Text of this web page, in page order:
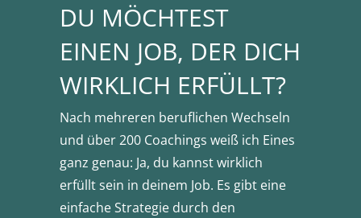
DU MÖCHTEST
EINEN JOB, DER DICH
WIRKLICH ERFÜLLT?
Nach mehreren beruflichen Wechseln
und über 200 Coachings weiß ich Eines
ganz genau: Ja, du kannst wirklich
erfüllt sein in deinem Job. Es gibt eine
einfache Strategie durch den